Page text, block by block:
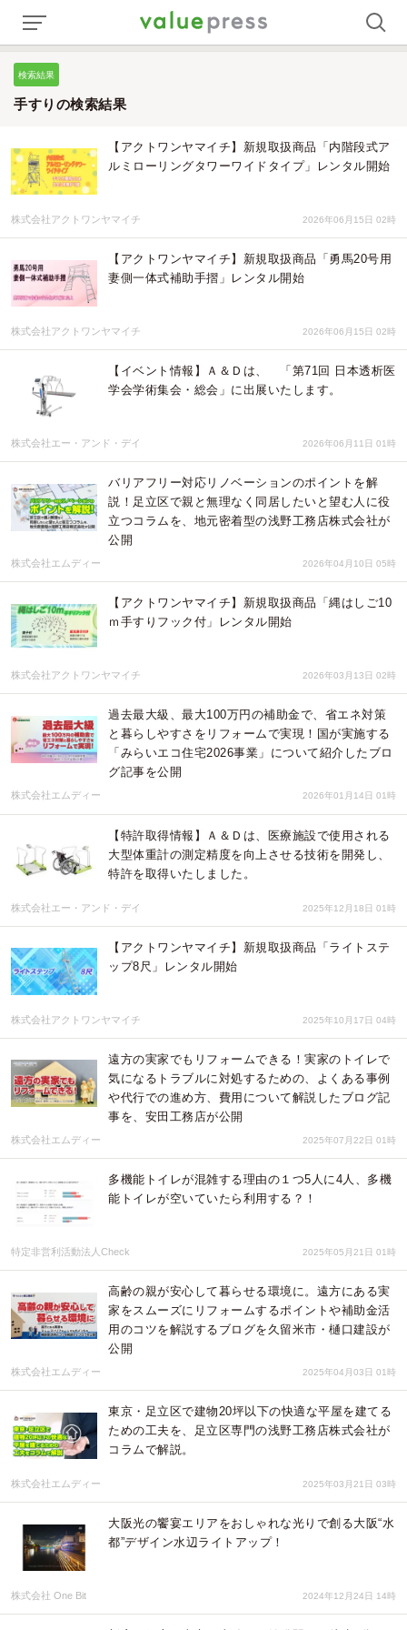
検索結果
手すりの検索結果
【アクトワンヤマイチ】新規取扱商品「内階段式ア
ルミローリングタワーワイドタイプ」レンタル開始
株式会社アクトワンヤマイチ 2026年06月15日 02時
【アクトワンヤマイチ】新規取扱商品「勇馬20号用
妻側一体式補助手摺」レンタル開始
株式会社アクトワンヤマイチ 2026年06月15日 02時
【イベント情報】Ａ＆Ｄは、 「第71回 日本透析医
学会学術集会・総会」に出展いたします。
株式会社エー・アンド・デイ 2026年06月11日 01時
バリアフリー対応リノベーションのポイントを解
説！足立区で親と無理なく同居したいと望む人に役
立つコラムを、地元密着型の浅野工務店株式会社が
公開
株式会社エムディー 2026年04月10日 05時
【アクトワンヤマイチ】新規取扱商品「縄はしご10
ｍ手すりフック付」レンタル開始
株式会社アクトワンヤマイチ 2026年03月13日 02時
過去最大級、最大100万円の補助金で、省エネ対策
と暮らしやすさをリフォームで実現！国が実施する
「みらいエコ住宅2026事業」について紹介したブロ
グ記事を公開
株式会社エムディー 2026年01月14日 01時
【特許取得情報】Ａ＆Ｄは、医療施設で使用される
大型体重計の測定精度を向上させる技術を開発し、
特許を取得いたしました。
株式会社エー・アンド・デイ 2025年12月18日 01時
【アクトワンヤマイチ】新規取扱商品「ライトステ
ップ8尺」レンタル開始
株式会社アクトワンヤマイチ 2025年10月17日 04時
遠方の実家でもリフォームできる！実家のトイレで
気になるトラブルに対処するための、よくある事例
や代行での進め方、費用について解説したブログ記
事を、安田工務店が公開
株式会社エムディー 2025年07月22日 01時
多機能トイレが混雑する理由の１つ5人に4人、多機
能トイレが空いていたら利用する？！
特定非営利活動法人Check 2025年05月21日 01時
高齢の親が安心して暮らせる環境に。遠方にある実
家をスムーズにリフォームするポイントや補助金活
用のコツを解説するブログを久留米市・樋口建設が
公開
株式会社エムディー 2025年04月03日 01時
東京・足立区で建物20坪以下の快適な平屋を建てる
ための工夫を、足立区専門の浅野工務店株式会社が
コラムで解説。
株式会社エムディー 2025年03月21日 03時
大阪光の饗宴エリアをおしゃれな光りで創る大阪“水
都”デザイン水辺ライトアップ！
株式会社 One Bit 2024年12月24日 14時